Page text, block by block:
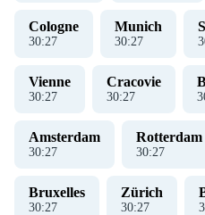
Cologne
30:27
Munich
30:27
Vienne
30:27
Cracovie
30:27
Amsterdam
30:27
Rotterdam
30:27
Bruxelles
30:27
Zürich
30:27